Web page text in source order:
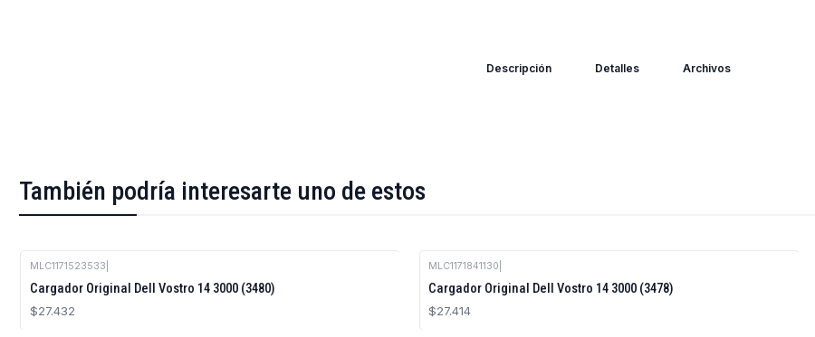
Descripción Detalles Archivos
También podría interesarte uno de estos
MLC1171523533
Cargador Original Dell Vostro 14 3000 (3480)
$27.432
MLC1171841130
Cargador Original Dell Vostro 14 3000 (3478)
$27.414